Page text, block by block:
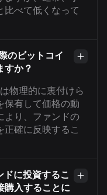
比べて低くなって
のビットコイ
すか？
物理的に裏付けら
保有して価格の動
より、ファンドの
確に反映するこ
に投資するこ
購入することに